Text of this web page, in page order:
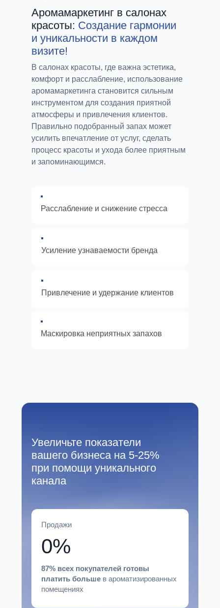
Аромамаркетинг в салонах
красоты: Создание гармонии
и уникальности в каждом
визите!
В салонах красоты, где важна эстетика,
комфорт и расслабление, использование
аромамаркетинга становится сильным
инструментом для создания приятной
атмосферы и привлечения клиентов.
Правильно подобранный запах может
усилить впечатление от услуг, сделать
процесс красоты и ухода более приятным
и запоминающимся.
Расслабление и снижение стресса
Привлечение и удержание клиентов
Усиление узнаваемости бренда
Маскировка неприятных запахов
Увеличьте показатели
вашего бизнеса на 5-25%
при помощи уникального
канала
0%
Продажи
87% всех покупателей готовы
платить больше в ароматизированных
помещениях